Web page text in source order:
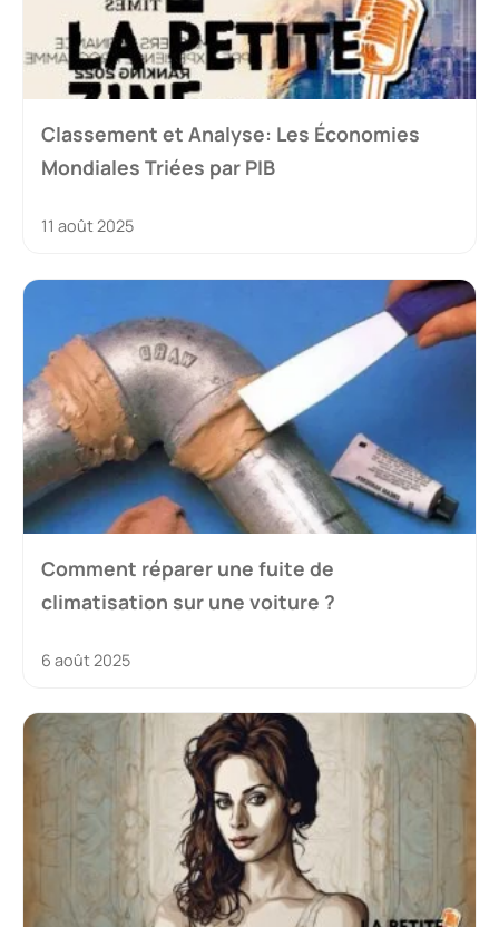
Classement et Analyse: Les Économies
Mondiales Triées par PIB
11 août 2025
Comment réparer une fuite de
climatisation sur une voiture ?
6 août 2025